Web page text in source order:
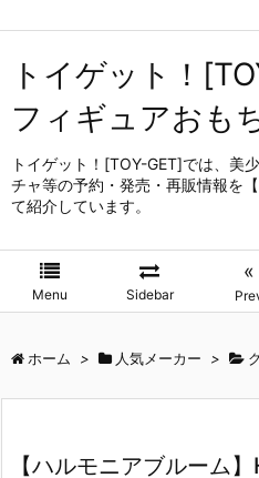
トイゲット！
フィギュアおも
トイゲット！[TOY-GET]では、美
チャ等の予約・発売・再販情報を
て紹介しています。
Menu Sidebar
«
ホーム > 人気メーカー >
【ハルモニアブルーム